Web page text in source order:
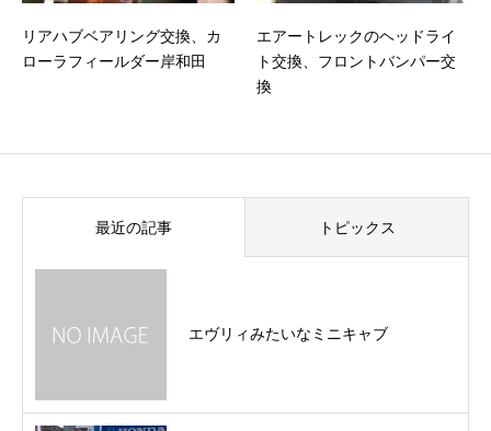
リアハブベアリング交換、カ
ローラフィールダー岸和田
エアートレックのヘッドライ
ト交換、フロントバンパー交
換
最近の記事 トピックス
エヴリィみたいなミニキャブ